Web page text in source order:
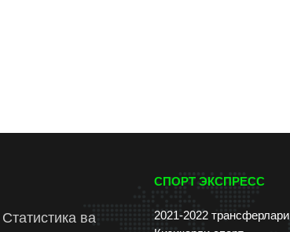
ва
СПОРТ ЭКСПРЕСС
2021-2022 трансферлари